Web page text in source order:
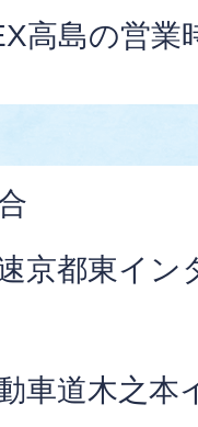
高島の営業
京都東イン
車道木之本